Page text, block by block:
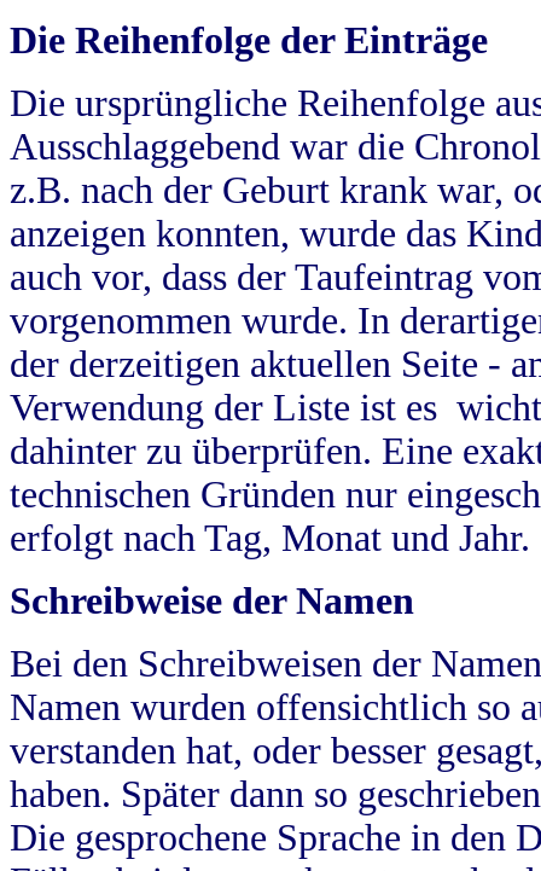
Die Reihenfolge der Einträge
Die ursprüngliche Reihenfolge
Ausschlaggebend war die
z.B. nach der Geburt krank war,
anzeigen konnten, wurde das
auch vor, dass der Taufeintrag
vorgenommen wurde. In
der derzeitigen aktuellen Seite -
Verwendung der Liste ist es
dahinter zu überprüfen. Eine
technischen Gründen nur
erfolgt nach Tag, Monat und Jahr.
Schreibweise der Namen
Bei den Schreibweisen der
Namen wurden offensichtlich so
verstanden hat, oder besser
haben. Später dann so
Die gesprochene Sprache in